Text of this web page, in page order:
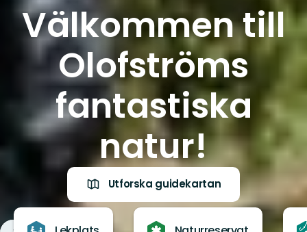
Välkommen till
Olofströms
fantastiska
natur!
Utforska guidekartan